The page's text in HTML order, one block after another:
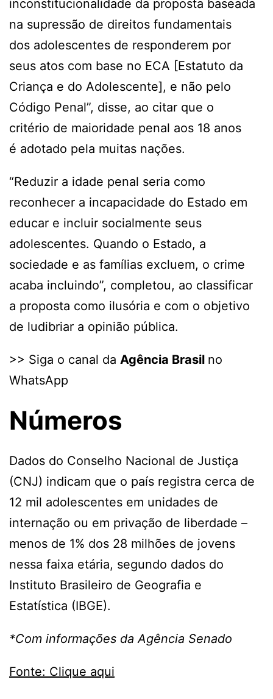
inconstitucionalidade da proposta baseada
na supressão de direitos fundamentais
dos adolescentes de responderem por
seus atos com base no ECA [Estatuto da
Criança e do Adolescente], e não pelo
Código Penal”, disse, ao citar que o
critério de maioridade penal aos 18 anos
é adotado pela muitas nações.
“Reduzir a idade penal seria como
reconhecer a incapacidade do Estado em
educar e incluir socialmente seus
adolescentes. Quando o Estado, a
sociedade e as famílias excluem, o crime
acaba incluindo”, completou, ao classificar
a proposta como ilusória e com o objetivo
de ludibriar a opinião pública.
>> Siga o canal da Agência Brasil no
WhatsApp
Números
Dados do Conselho Nacional de Justiça
(CNJ) indicam que o país registra cerca de
12 mil adolescentes em unidades de
internação ou em privação de liberdade –
menos de 1% dos 28 milhões de jovens
nessa faixa etária, segundo dados do
Instituto Brasileiro de Geografia e
Estatística (IBGE).
*Com informações da Agência Senado
Fonte: Clique aqui